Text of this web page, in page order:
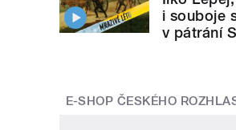
i souboje
v pátrání
E-SHOP ČESKÉHO